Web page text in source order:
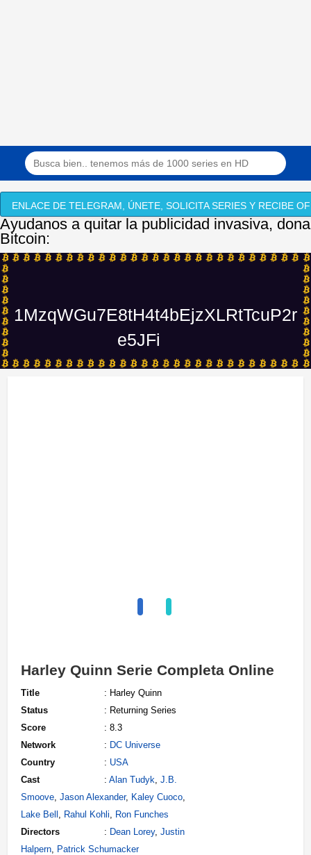
ENLACE DE TELEGRAM, ÚNETE, SOLICITA SERIES Y RECIBE
Ayudanos a quitar la publicidad invasiva, dona
Bitcoin:
1MzqWGu7E8tH4t4bEjzXLRtTcuP2r
e5JFi
Harley Quinn Serie Completa Online
Title
: Harley Quinn
Status
: Returning Series
Score
: 8.3
Network
: DC Universe
Country
: USA
Cast
: Alan Tudyk, J.B.
Smoove, Jason Alexander, Kaley Cuoco,
Lake Bell , Rahul Kohli, Ron Funches
Directors
: Dean Lorey, Justin
Halpern, Patrick Schumacker